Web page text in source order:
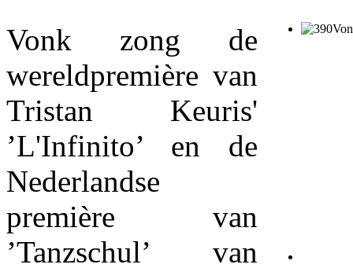
Vonk zong de
wereldpremière van
Tristan Keuris'
’L'Infinito’ en de
Nederlandse
première van
’Tanzschul’ van